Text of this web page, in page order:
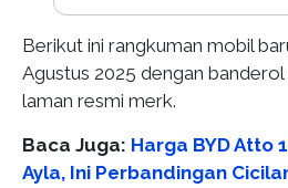
Berikut ini rangkuman mobil
Agustus 2025 dengan
laman resmi merk.
Baca Juga: Harga BYD Atto
Ayla, Ini Perbandingan